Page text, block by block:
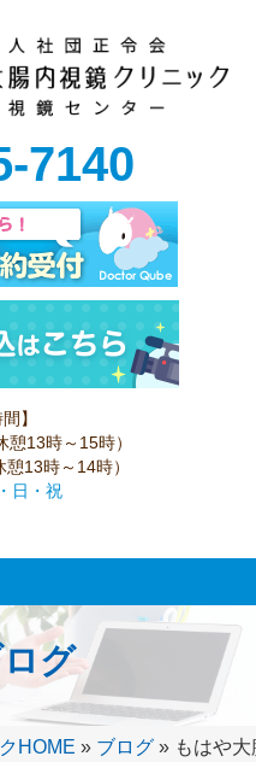
7140
】
13時～15時）
13時～14時）
日・祝
グ
HOME » ブログ » もはや